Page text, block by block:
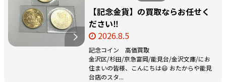
【記念金貨】の買取ならお任せく
ださい‼️
2026.8.5
記念コイン 高価買取
金沢区/杉田/京急富岡/能見台/金沢文庫/にお
住まいの皆様、こんにちは😃 おたからや能見
台店のスタ...